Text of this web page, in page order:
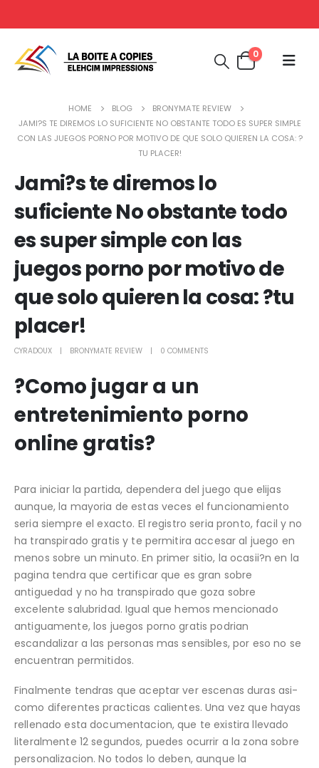
0
HOME BLOG
BRONYMATE REVIEW
JAMI?S TE DIREMOS LO SUFICIENTE NO OBSTANTE TODO ES SUPER SIMPLE
CON LAS JUEGOS PORNO POR MOTIVO DE QUE SOLO QUIEREN LA COSA: ?
TU PLACER!
Jami?s te diremos lo
suficiente No obstante todo
es super simple con las
juegos porno por motivo de
que solo quieren la cosa: ?tu
placer!
CYRADOUX BRONYMATE REVIEW 0 COMMENTS
?Como jugar a un
entretenimiento porno
online gratis?
Para iniciar la partida, dependera del juego que elijas
aunque, la mayoria de estas veces el funcionamiento
seri­a siempre el exacto. El registro seri­a pronto, facil y no
ha transpirado gratis y te permitira accesar al juego en
menos sobre un minuto. En primer sitio, la ocasii?n en la
pagina tendra que certificar que es gran sobre
antiguedad y no ha transpirado que goza sobre
excelente salubridad. Igual que hemos mencionado
antiguamente, los juegos porno gratis podri­an
escandalizar a las personas mas sensibles, por eso no se
encuentran permitidos.
Finalmente tendras que aceptar ver escenas duras asi­
como diferentes practicas calientes. Una vez que hayas
rellenado esta documentacion, que te existira llevado
literalmente 12 segundos, puedes ocurrir a la zona sobre
personalizacion. No todos lo deben, aunque la